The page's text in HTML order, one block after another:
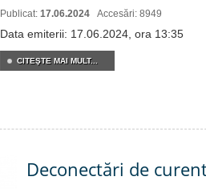
Publicat: 17.06.2024 Accesări: 8949
Data emiterii: 17.06.2024, ora 13:35
CITEŞTE MAI MULT...
Deconectări de